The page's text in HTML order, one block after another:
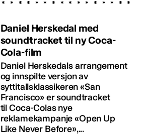
Daniel Herskedal med
soundtracket til ny Coca-
Cola-film
Daniel Herskedals arrangement
og innspilte versjon av
syttitallsklassikeren «San
Francisco» er soundtracket
til Coca-Colas nye
reklamekampanje «Open Up
Like Never Before»,...